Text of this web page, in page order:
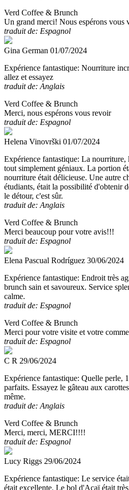
Verd Coffee & Brunch
Un grand merci! Nous espérons vous
traduit de: Espagnol
Gina German 01/07/2024
Expérience fantastique: Nourriture
allez et essayez
traduit de: Anglais
Verd Coffee & Brunch
Merci, nous espérons vous revoir
traduit de: Espagnol
Helena Vinovrški 01/07/2024
Expérience fantastique: La nourriture,
tout simplement géniaux. La portion
nourriture était délicieuse. Une autre
étudiants, était la possibilité d'obtenir
le détour, c'est sûr.
traduit de: Anglais
Verd Coffee & Brunch
Merci beaucoup pour votre avis!!!
traduit de: Espagnol
Elena Pascual Rodríguez 30/06/2024
Expérience fantastique: Endroit très
brunch sain et savoureux. Service
calme.
traduit de: Espagnol
Verd Coffee & Brunch
Merci pour votre visite et votre
traduit de: Espagnol
C R 29/06/2024
Expérience fantastique: Quelle perle,
parfaits. Essayez le gâteau aux
même.
traduit de: Anglais
Verd Coffee & Brunch
Merci, merci, MERCI!!!!
traduit de: Espagnol
Lucy Riggs 29/06/2024
Expérience fantastique: Le service
était excellente. Le bol d'Açaï était